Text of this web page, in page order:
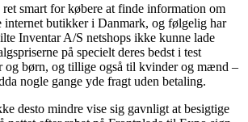
smart for købere at finde information om
internet butikker i Danmark, og følgelig har
Inventar A/S netshops ikke kunne lade
på specielt deres bedst i test
og børn, og tillige også til kvinder og mænd –
nogle gange yde fragt uden betaling.
desto mindre vise sig gavnligt at besigtige